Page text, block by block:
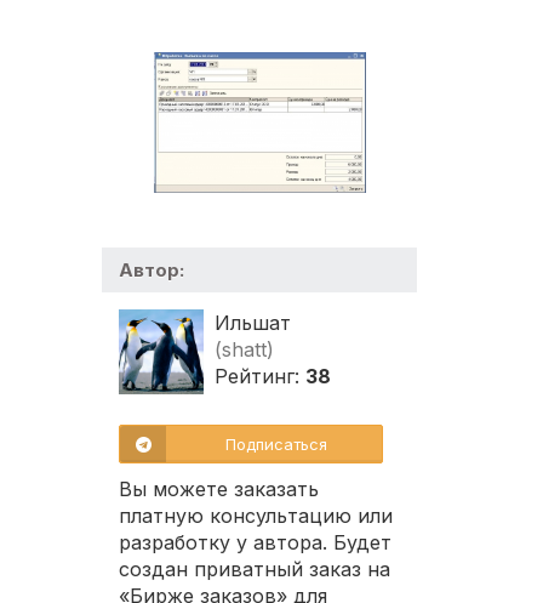
Автор:
Ильшат
(shatt)
Рейтинг: 38
Подписаться
Вы можете заказать
платную консультацию или
разработку у автора. Будет
создан приватный заказ на
«Бирже заказов» для